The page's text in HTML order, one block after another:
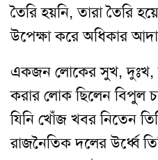
তৈরি হয়নি, তারা তৈরি
উপেক্ষা করে অধিকার
একজন লোকের সুখ, দুঃখ,
করার লোক ছিলেন বিপুল
যিনি খোঁজ খবর নিতেন
রাজনৈতিক দলের উর্ধ্বে